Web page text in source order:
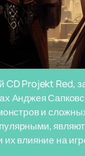
CD Projekt Red,
Анджея
и
влияние на